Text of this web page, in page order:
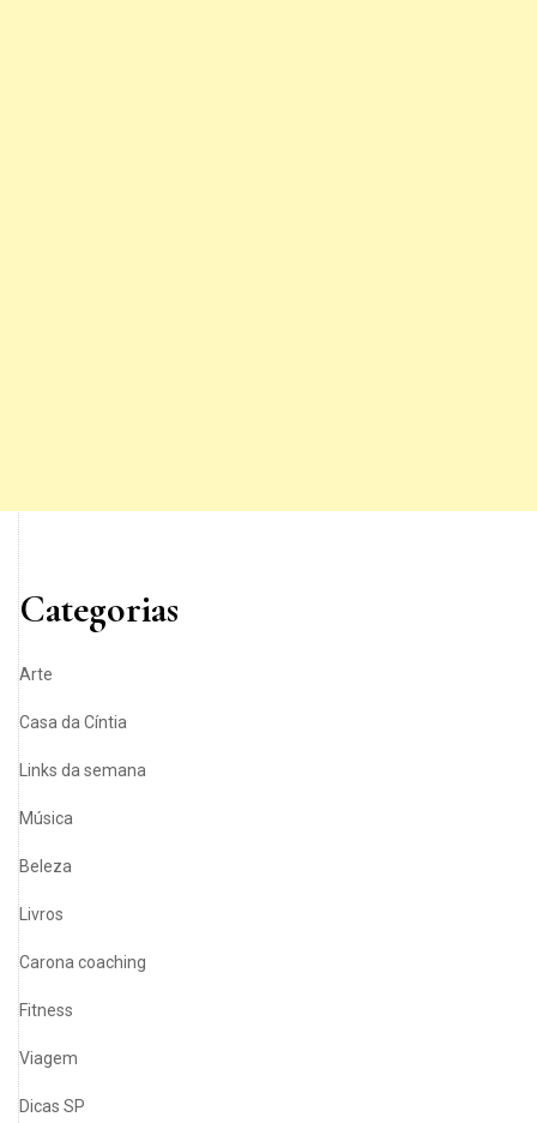
Categorias
Arte
Casa da Cíntia
Links da semana
Música
Beleza
Livros
Carona coaching
Fitness
Viagem
Dicas SP